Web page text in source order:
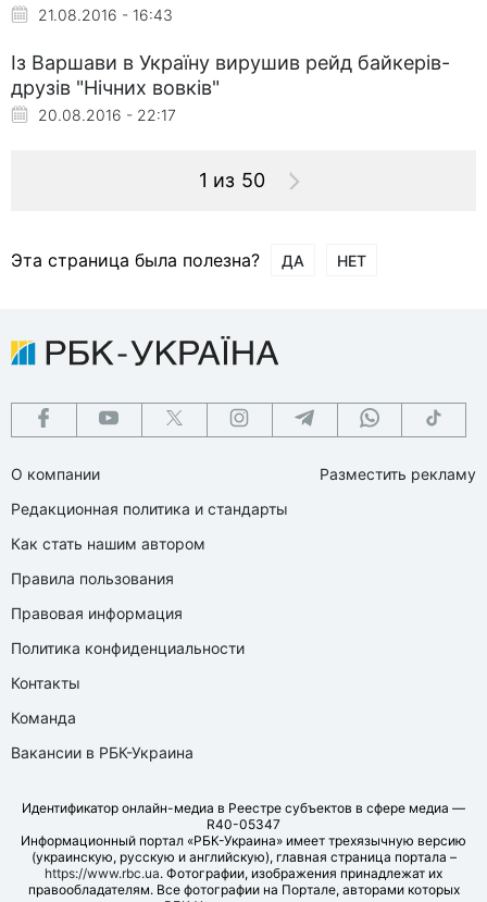
21.08.2016 - 16:43
Із Варшави в Україну вирушив рейд байкерів-
друзів "Нічних вовків"
20.08.2016 - 22:17
1 из 50
Эта страница была полезна? ДА НЕТ
О компании
Редакционная политика и стандарты
Как стать нашим автором
Правила пользования
Правовая информация
Политика конфиденциальности
Контакты
Команда
Вакансии в РБК-Украина
Разместить рекламу
Идентификатор онлайн-медиа в Реестре субъектов в сфере медиа —
R40-05347
Информационный портал «РБК-Украина» имеет трехязычную версию
(украинскую, русскую и английскую), главная страница портала –
https://www.rbc.ua. Фотографии, изображения принадлежат их
правообладателям. Все фотографии на Портале, авторами которых